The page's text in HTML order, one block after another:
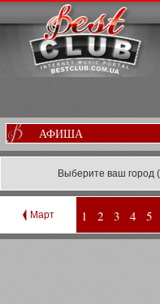
АФИША
Выберите ваш город
Март 1 2 3 4 5